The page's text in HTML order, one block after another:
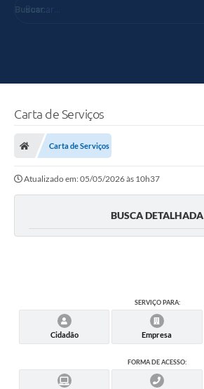
Buscar...
Carta de Serviços
Carta de Serviços
Atualizado em: 05/05/2026 às 10h37
BUSCA DETALHADA
SERVIÇO PARA:
Cidadão Empresa
FORMA DE ACESSO: